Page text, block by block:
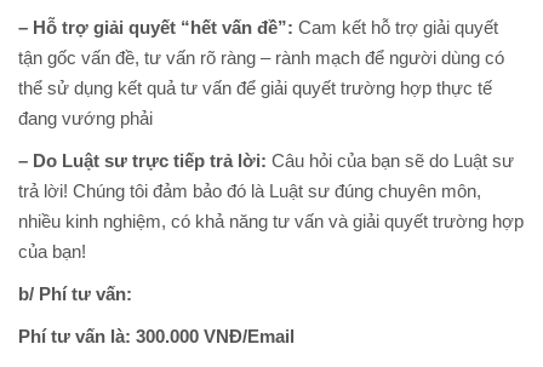
– Hỗ trợ giải quyết “hết vấn đề”: Cam kết hỗ trợ giải quyết
tận gốc vấn đề, tư vấn rõ ràng – rành mạch để người dùng có
thể sử dụng kết quả tư vấn để giải quyết trường hợp thực tế
đang vướng phải
– Do Luật sư trực tiếp trả lời: Câu hỏi của bạn sẽ do Luật sư
trả lời! Chúng tôi đảm bảo đó là Luật sư đúng chuyên môn,
nhiều kinh nghiệm, có khả năng tư vấn và giải quyết trường hợp
của bạn!
b/ Phí tư vấn:
Phí tư vấn là: 300.000 VNĐ/Email